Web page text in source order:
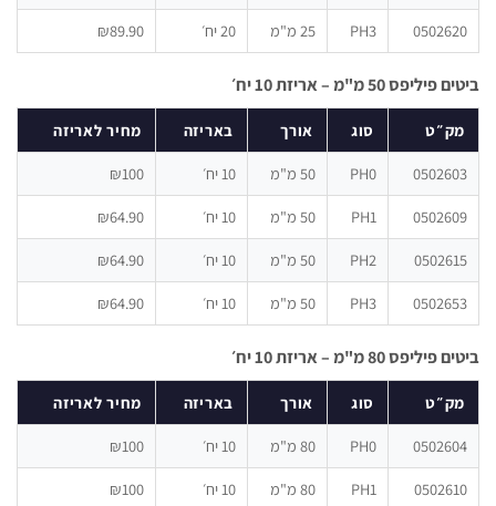
PH3 25 מ"מ 20 יח׳ ₪89.90
50 מ"מ – אריזת 10 יח׳
אורך באריזה מחיר לאריזה
PH0 50 מ"מ 10 יח׳
PH1 50 מ"מ 10 יח׳ ₪64.90
PH2 50 מ"מ 10 יח׳ ₪64.90
PH3 50 מ"מ 10 יח׳ ₪64.90
80 מ"מ – אריזת 10 יח׳
אורך באריזה מחיר לאריזה
PH0 80 מ"מ 10 יח׳
PH1 80 מ"מ 10 יח׳